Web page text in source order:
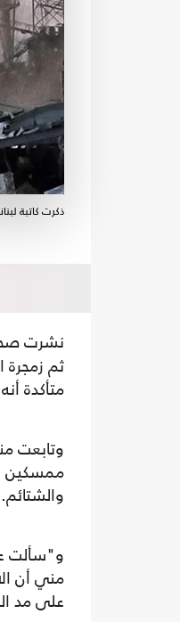
ذكرت كاتبة
نشرت
ثم
متأكدة
وتابعت
ممسكين
و"سألت
مني أن
على مد